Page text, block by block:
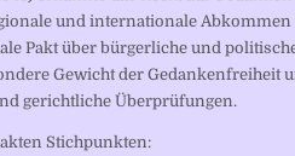
und internationale Abkommen
Pakt über bürgerliche und
Gewicht der Gedankenfreiheit
gerichtliche Überprüfungen.
Stichpunkten: